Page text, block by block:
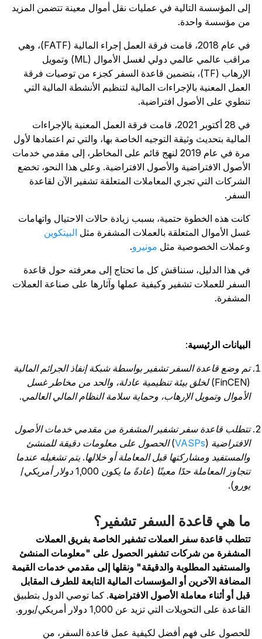
المؤسسة التالية في عمليات نقل أموال معينة تتضمن المزيد
مؤسسة واحدة.
في عام 2018، قامت فرقة العمل إجراء المالية (FATF)، وهي
مراقب عالمي عالمي دولي لغسل الأموال (ML) وتمويل
الإرهاب (TF)، بتضمين قاعدة السفر كجزء من توصيات فرقة
المعنية بالإجراءات المالية لتنظيم الأنشطة المالية التي
على الأصول افتراضية.
في 28 أكتوبر 2021، قامت فرقة العمل المعنية بالإجراءات
بتحديث وثيقة التوجيه الخاصة بها، والتي تم اعتمادها لأول
مرة في عام 2019 لنهج قائم على المخاطر، إلى مقدمي خدمات
الافتراضية والأصول الافتراضية. وعلى هذا النحو، تخضع
التي تجري المعاملات المتعلقة تشفير الآن لقاعدة
هذه الخطوة حتمية، بسبب زيادة حالات الاحتيال واتهامات
الأموال المتعلقة بالعملات المشفرة مثلالبيتكوين
الخصوصية مثلمونيرو.
هذا الدليل، سنناقش كل ما تحتاج إلى معرفته حول قاعدة
للعملات تشفير وكيفية عملها وآثارها على صناعة العملات
الرئيسية:
وضع قاعدة السفر تشفير بواسطة شبكة إنفاذ الجرائم المالية
(FinCEN) لخلق بيئة تنظيمية عادلة، والحد من مخاطر غسل
وتمويل الإرهاب، وحماية سلامة النظام المالي العالمي.
قاعدة سفر تشفير المشفرة من مقدمي خدمات الأصول
(
VASPs) الحصول على معلومات دقيقة للمنشئ
ومشاركتها قبل المعاملة أو خلالها. يتم تشغيله عندما
تتجاوز المعاملة حدًا معينًا (عادةً ما يكون 1,000 دولار أمريكي/
هي قاعدة السفر تشفير؟
قاعدة سفر العملات تشفير الخاصة بفريق العملات
من شركات تشفير الحصول على "معلومات المنشئ
المطلوبة والدقيقة" ونقلها إلى مقدمي خدمات القيمة
الآخرين أو المؤسسات المالية التابعة للطرف المقابل
أو أثناء معاملة الأصول الافتراضية. كما توصي الدول بتطبيق
على التحويلات التي تزيد عن 1,000 دولار أمريكي/يورو.
على فهم أفضل لكيفية عمل قاعدة السفر، من